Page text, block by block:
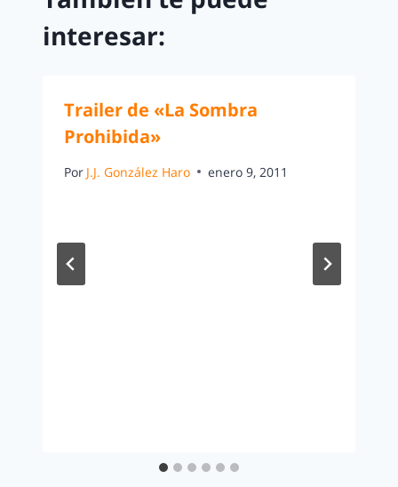
interesar:
Trailer de «La Sombra
Prohibida»
Por J.J. González Haro enero 9, 2011